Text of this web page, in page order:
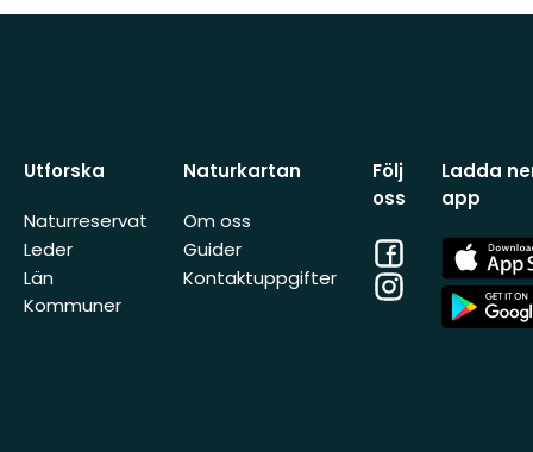
Utforska
Naturreservat
Leder
Län
Kommuner
Naturkartan
Om oss
Guider
Kontaktuppgifter
Följ
oss
Facebook
Instagram
Ladda
app
App
Store
App
Store